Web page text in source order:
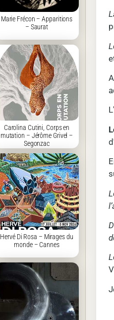
Marie Frécon – Apparitions
– Saurat
Carolina Cutini, Corps en
mutation – Jérôme Grivel –
Segonzac
Hervé Di Rosa – Mirages du
monde – Cannes